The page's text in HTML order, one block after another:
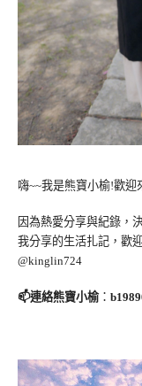
嗨~~我是熊寶小榆!歡迎
因為熱愛分享與紀錄，
我分享的生活扎記，歡
@kinglin724
📫連絡熊寶小榆：